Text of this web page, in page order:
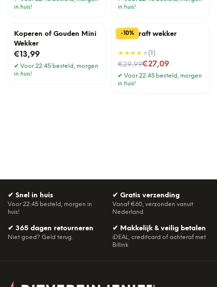
in huis!
in huis!
Koperen of Gouden Mini
Wekker
€13,99
✔ Voor 22:45 besteld, morgen
in huis!
-10%
Minecraft wekker
★★★★ ★( 1 )
€29,99
Nu voor€27,09
✔ Voor 22:45 besteld, morgen
in huis!
✔ Snel in huis
Voor 22:45 besteld, morgen in
huis!
✔ Gratis verzending
Vanaf €60, verzonden vanuit
Nederland
✔ 365 dagen retourneren
Niet goed? Geld terug.
✔ Makkelijk & veilig betalen
iDEAL, creditcard of achteraf met
Billink